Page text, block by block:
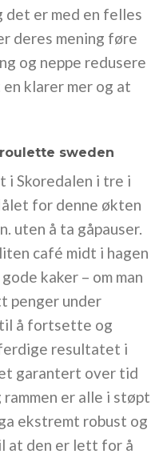
er med en felles
deres mening føre
og neppe redusere
klarer mer og at
sweden
i Skoredalen i tre i
for denne økten
uten å ta gåpauser.
café midt i hagen
kaker – om man
penger under
å fortsette og
resultatet i
garantert over tid
er alle i støpt
ekstremt robust og
at den er lett for å